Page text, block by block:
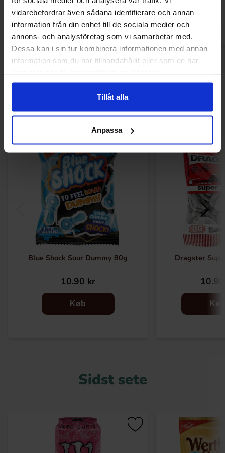
vidarebefordrar även sådana identifierare och annan
information från din enhet till de sociala medier och
annons- och analysföretag som vi samarbetar med.
Dessa kan i sin tur kombinera informationen med annan
information som du har tillhandahållit eller som de har
Tillåt alla
Anpassa
Køb
Andre kunne lide
Blue Shock Sour Dummy 80g
10.90 kr
Køb
Dragster
Køb
Sidst sete